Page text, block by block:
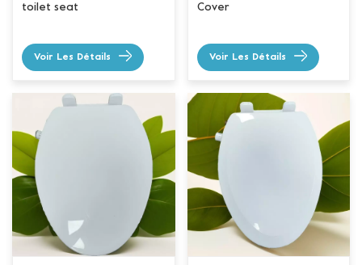
toilet seat
Voir Les Détails
Cover
Voir Les Détails